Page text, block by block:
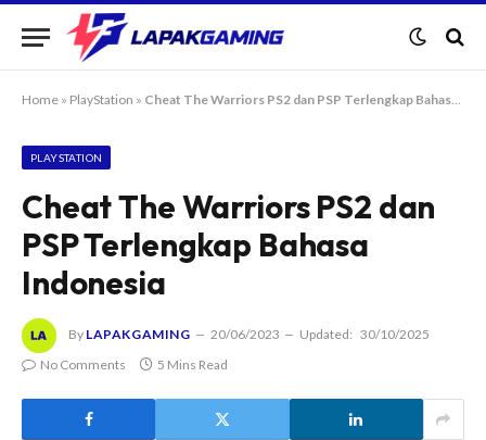
Home » PlayStation » Cheat The Warriors PS2 dan PSP Terlengkap Bahasa Indonesia
PLAYSTATION
Cheat The Warriors PS2 dan
PSP Terlengkap Bahasa
Indonesia
By LAPAKGAMING 20/06/2023 Updated: 30/10/2025
No Comments
5 Mins Read